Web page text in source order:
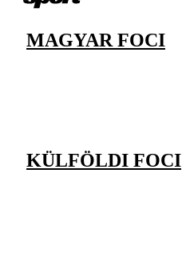
MAGYAR FOCI
KÜLFÖLDI FOCI